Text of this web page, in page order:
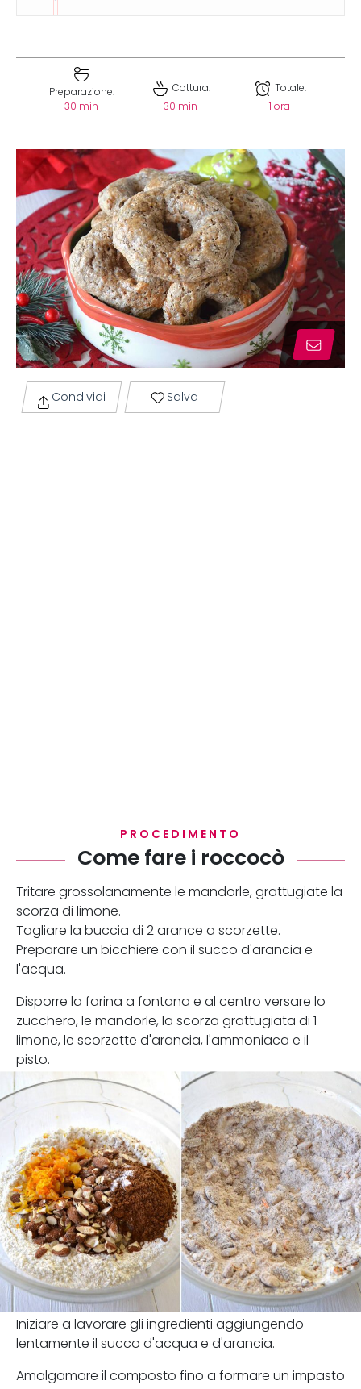
Preparazione:
30 min
Cottura:
30 min
Totale:
1 ora
Condividi Salva
PROCEDIMENTO
Come fare i roccocò
Tritare grossolanamente le mandorle, grattugiate la
scorza di limone.
Tagliare la buccia di 2 arance a scorzette.
Preparare un bicchiere con il succo d'arancia e
l'acqua.
Disporre la farina a fontana e al centro versare lo
zucchero, le mandorle, la scorza grattugiata di 1
limone, le scorzette d'arancia, l'ammoniaca e il
pisto.
Iniziare a lavorare gli ingredienti aggiungendo
lentamente il succo d'acqua e d'arancia.
Amalgamare il composto fino a formare un impasto